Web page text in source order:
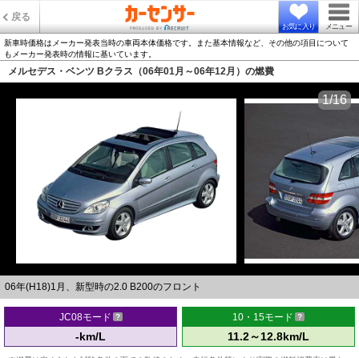
戻る
お気に入り メニュー
新車時価格はメーカー発表当時の車両本体価格です。また基本情報など、その他の項目について
もメーカー発表時の情報に基いています。
メルセデス・ベンツ Bクラス（06年01月～06年12月）の燃費
06年(H18)1月、新型時の2.0 B200のフロント
1/16
JC08モード
-km/L
10・15モード
11.2～12.8km/L